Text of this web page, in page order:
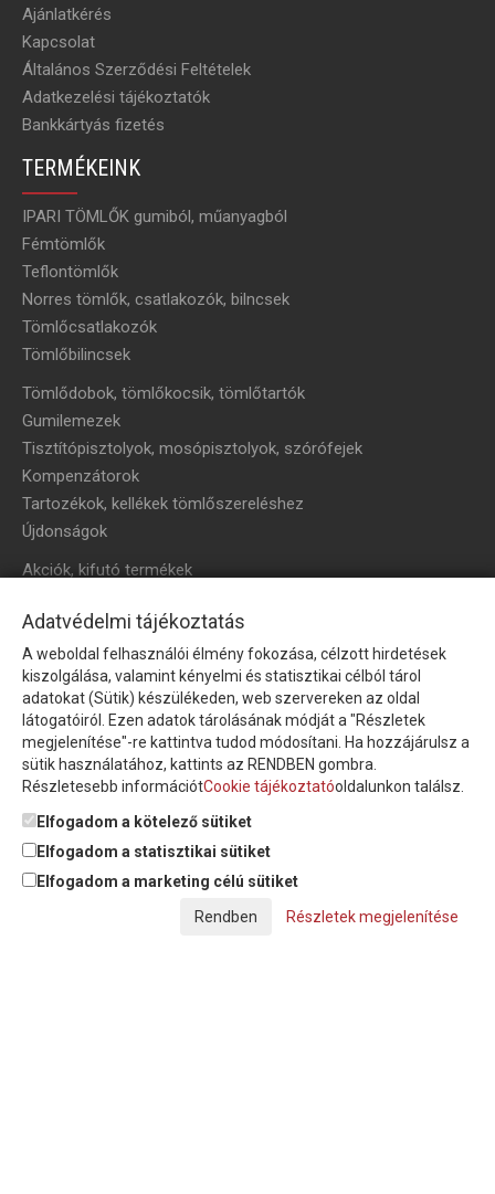
Ajánlatkérés
Kapcsolat
Általános Szerződési Feltételek
Adatkezelési tájékoztatók
Bankkártyás fizetés
TERMÉKEINK
IPARI TÖMLŐK gumiból, műanyagból
Fémtömlők
Teflontömlők
Norres tömlők, csatlakozók, bilncsek
Tömlőcsatlakozók
Tömlőbilincsek
Tömlődobok, tömlőkocsik, tömlőtartók
Gumilemezek
Tisztítópisztolyok, mosópisztolyok, szórófejek
Kompenzátorok
Tartozékok, kellékek tömlőszereléshez
Újdonságok
Akciók, kifutó termékek
HÍRLEVÉL
Íratkozzon fel hírlevelünkre!
Feliratkozom a hírlevélre és nyilatkozom, hogy azadatkezelési
tájékoztatót elolvastam, megismertem és elfogadom.
© Copyright Triász-Tömlő Kft. | Minden jog fenntartva!
Adatvédelmi tájékoztatás
A weboldal felhasználói élmény fokozása, célzott hirdetések
kiszolgálása, valamint kényelmi és statisztikai célból tárol
adatokat (Sütik) készülékeden, web szervereken az oldal
látogatóiról. Ezen adatok tárolásának módját a "Részletek
megjelenítése"-re kattintva tudod módosítani. Ha hozzájárulsz a
sütik használatához, kattints az RENDBEN gombra.
Részletesebb információtCookie tájékoztatóoldalunkon találsz.
Elfogadom a kötelező sütiket
Elfogadom a statisztikai sütiket
Elfogadom a marketing célú sütiket
Részletek megjelenítése